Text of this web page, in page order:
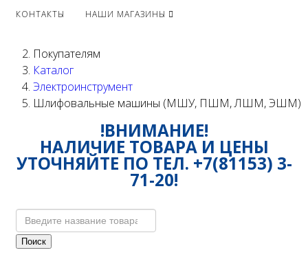
КОНТАКТЫ НАШИ МАГАЗИНЫ
Покупателям
Каталог
Электроинструмент
Шлифовальные машины (МШУ, ПШМ, ЛШМ, ЭШМ)
!ВНИМАНИЕ!
НАЛИЧИЕ ТОВАРА И ЦЕНЫ
УТОЧНЯЙТЕ ПО ТЕЛ. +7(81153) 3-
71-20!
Поиск